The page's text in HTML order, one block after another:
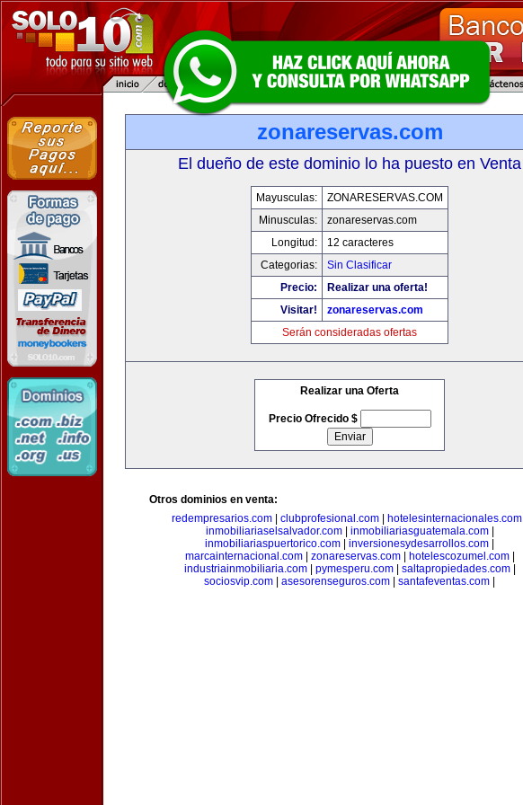
zonareservas.com
El dueño de este dominio lo ha puesto en Venta
Mayusculas:
ZONARESERVAS.COM
Minusculas:
zonareservas.com
Longitud:
12 caracteres
Categorias:
Sin Clasificar
Precio:
Realizar una oferta!
Visitar!
zonareservas.com
Serán consideradas ofertas
Realizar una Oferta
Precio Ofrecido $
Otros dominios en venta:
redempresarios.com
clubprofesional.com hotelesinternacionales.com
inmobiliariaselsalvador.com| inmobiliariasguatemala.com|
inmobiliariaspuertorico.com
inversionesydesarrollos.com
marcainternacional.com| zonareservas.com| hotelescozumel.com|
industriainmobiliaria.com| pymesperu.com| saltapropiedades.com|
sociosvip.com
asesorenseguros.com santafeventas.com